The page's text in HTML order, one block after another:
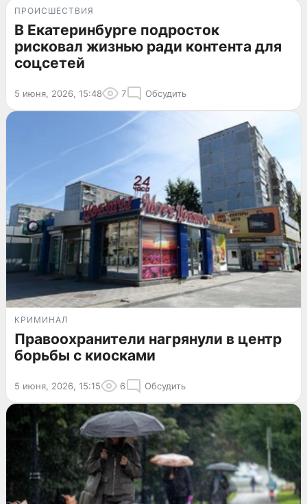
ПРОИСШЕСТВИЯ
В Екатеринбурге подросток
рисковал жизнью ради контента для
соцсетей
5 июня, 2026, 15:48 7 Обсудить
КРИМИНАЛ
Правоохранители нагрянули в центр
борьбы с киосками
5 июня, 2026, 15:15 6 Обсудить